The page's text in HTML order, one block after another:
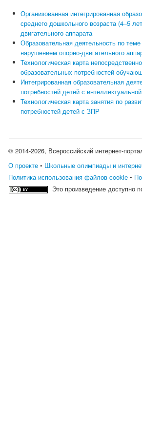
Организованная интегрированная
среднего дошкольного возраста (4–5
двигательного аппарата
Образовательная деятельность по
нарушением опорно-двигательного
Технологическая карта
образовательных потребностей
Интегрированная образовательная
потребностей детей с
Технологическая карта занятия по
потребностей детей с ЗПР
© 2014-2026, Всероссийский интернет-
О проекте • Школьные олимпиады и
Политика использования файлов cookie •
Это произведение доступно